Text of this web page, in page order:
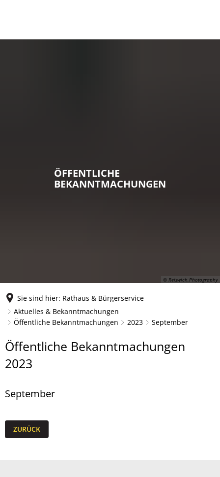
© Reiswich.Photography
ÖFFENTLICHE
BEKANNTMACHUNGEN
Sie sind hier: Rathaus & Bürgerservice
Aktuelles & Bekanntmachungen
Öffentliche Bekanntmachungen
2023 September
September
Öffentliche Bekanntmachungen
2023
September
ZURÜCK